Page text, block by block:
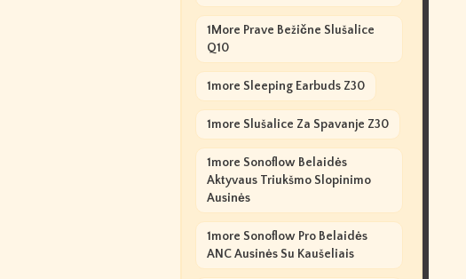
1More Prave Bežične Slušalice
Q10
1more Sleeping Earbuds Z30
1more Slušalice Za Spavanje Z30
1more Sonoflow Belaidės
Aktyvaus Triukšmo Slopinimo
Ausinės
1more Sonoflow Pro Belaidės
ANC Ausinės Su Kaušeliais